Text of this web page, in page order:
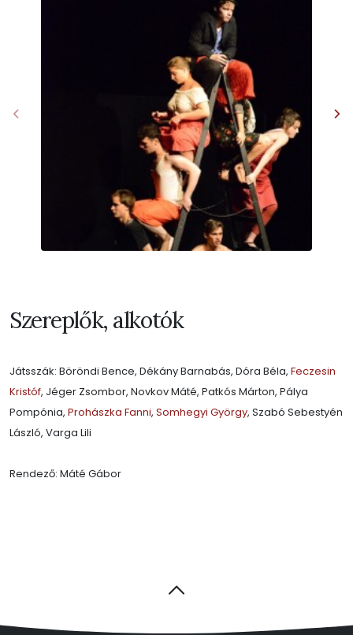
Szereplők, alkotók
Játsszák: Böröndi Bence, Dékány Barnabás, Dóra Béla, Feczesin
Kristóf, Jéger Zsombor, Novkov Máté, Patkós Márton, Pálya
Pompónia, Prohászka Fanni, Somhegyi György, Szabó Sebestyén
László, Varga Lili
Rendező: Máté Gábor